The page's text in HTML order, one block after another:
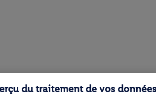
du traitement de vos données